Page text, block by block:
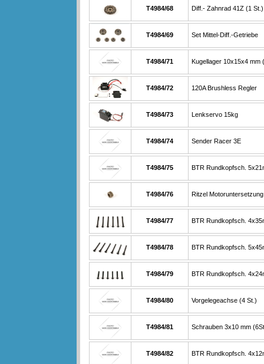
T4984/68 Diff.- Zahnrad 41Z (1 St.)
T4984/69 Set Mittel-Diff.-Getriebe
T4984/71 Kugellager 10x15x4 mm
T4984/72 120A Brushless Regler
T4984/73 Lenkservo 15kg
T4984/74 Sender Racer 3E
T4984/75 BTR Rundkopfsch.
T4984/76 Ritzel
T4984/77 BTR Rundkopfsch.
T4984/78 BTR Rundkopfsch.
T4984/79 BTR Rundkopfsch.
T4984/80 Vorgelegeachse (4 St.)
T4984/81 Schrauben 3x10 mm
T4984/82 BTR Rundkopfsch.